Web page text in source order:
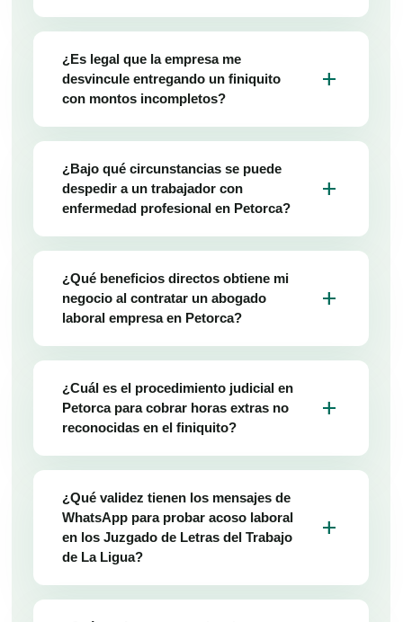
¿Es legal que la empresa me
desvincule entregando un finiquito
con montos incompletos?
add
¿Bajo qué circunstancias se puede
despedir a un trabajador con
enfermedad profesional en Petorca?
add
¿Qué beneficios directos obtiene mi
negocio al contratar un abogado
laboral empresa en Petorca?
add
¿Cuál es el procedimiento judicial en
Petorca para cobrar horas extras no
reconocidas en el finiquito?
add
¿Qué validez tienen los mensajes de
WhatsApp para probar acoso laboral
en los Juzgado de Letras del Trabajo
de La Ligua?
add